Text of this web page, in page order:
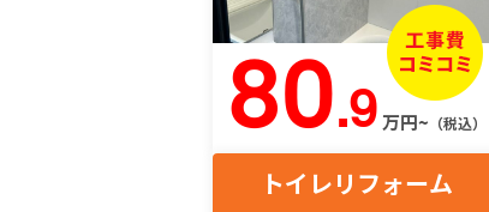
80.9 万円~ （税込）
トイレリフォーム